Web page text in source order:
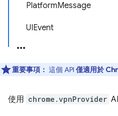
PlatformMessage
UIEvent
重要事項： 這個 API 僅適用於
使用 chrome.vpnProvider